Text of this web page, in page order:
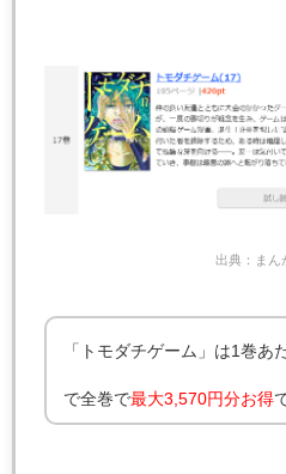
出典：まん
「トモダチゲーム」は1巻あ
で全巻で最大3,570円分お得